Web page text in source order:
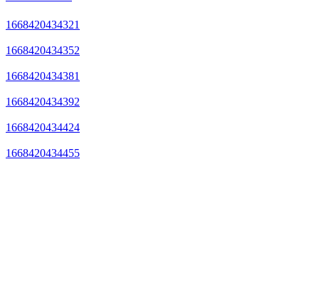
1668420434321
1668420434352
1668420434381
1668420434392
1668420434424
1668420434455